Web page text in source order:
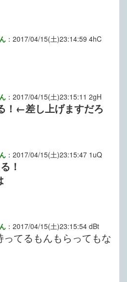
： 2017/04/15(土)23:14:59 4hC
： 2017/04/15(土)23:15:11 2gH
！←差し上げますだろ
： 2017/04/15(土)23:15:47 1uQ
！
： 2017/04/15(土)23:15:54 dBt
てるもんもらってもな